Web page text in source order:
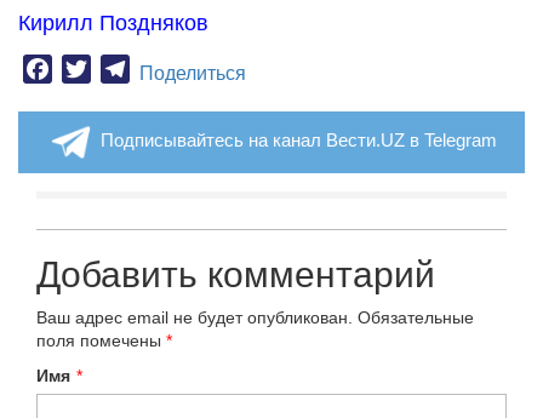
Кирилл Поздняков
Facebook
TwitterTelegram
Поделиться
Подписывайтесь на канал Вести.UZ в Telegram
Добавить комментарий
Ваш адрес email не будет опубликован. Обязательные
поля помечены *
Имя *